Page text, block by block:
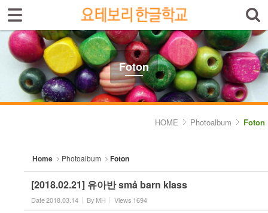
Foton
HOME Photoalbum Foton
Home Photoalbum Foton
[2018.02.21] 유아반 små barn klass
Date2018.03.14 By MH Views 1694
Sign In Sign Up
Select language
Introduktion av skolan
Skolinfo
Sketchbook5, 스케치북5
Sketchbook5, 스케치북5